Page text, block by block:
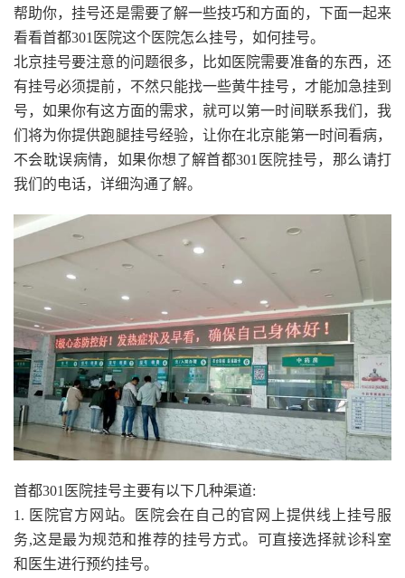
帮助你，挂号还是需要了解一些技巧和方面的，下面一起来
看看首都301医院这个医院怎么挂号，如何挂号。
北京挂号要注意的问题很多，比如医院需要准备的东西，还
有挂号必须提前，不然只能找一些黄牛挂号，才能加急挂到
号，如果你有这方面的需求，就可以第一时间联系我们，我
们将为你提供跑腿挂号经验，让你在北京能第一时间看病，
不会耽误病情，如果你想了解首都301医院挂号，那么请打
我们的电话，详细沟通了解。
首都301医院挂号主要有以下几种渠道:
1. 医院官方网站。医院会在自己的官网上提供线上挂号服
务,这是最为规范和推荐的挂号方式。可直接选择就诊科室
和医生进行预约挂号。